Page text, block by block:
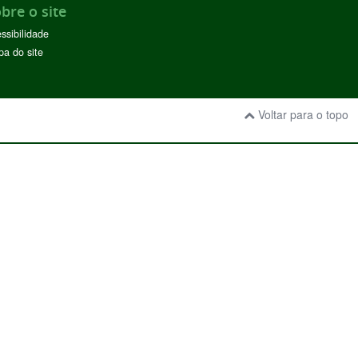
o site
do site
Voltar para o topo